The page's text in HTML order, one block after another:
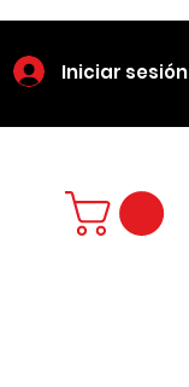
Iniciar sesión